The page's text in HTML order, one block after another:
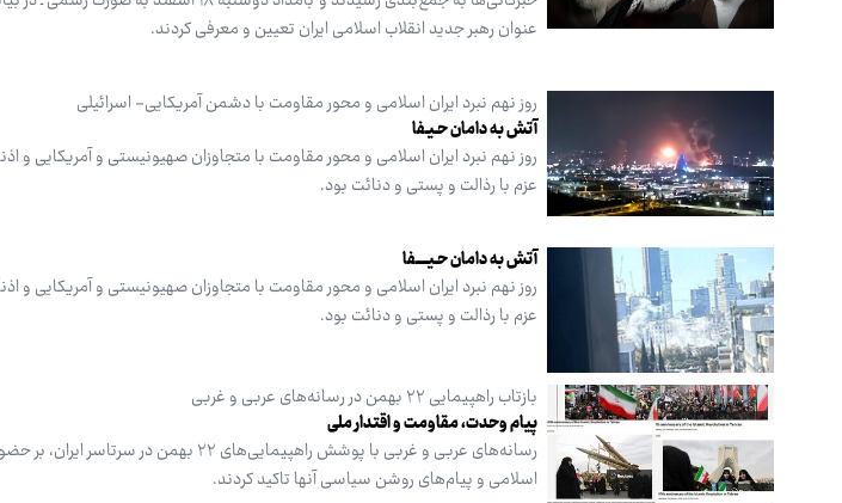
عنوان رهبر جدید انقلاب اسلامی ایران تعیین و معرفی کردند.
روز نهم نبرد ایران اسلامی و محور مقاومت با دشمن آمریکایی- اسرائیلی
آتش به دامان حـیـفا
روز نهم نبرد ایران اسلامی و محور مقاومت با متجاوزان صهیونیستی و آمریکایی و
عزم با رذالت و پستی و دنائت بود.
آتش به دامان حـیـــــفا
روز نهم نبرد ایران اسلامی و محور مقاومت با متجاوزان صهیونیستی و آمریکایی و
عزم با رذالت و پستی و دنائت بود.
بازتاب راهپیمایی ۲۲ بهمن در رسانه‌های عربی و غربی
پیام وحدت، مقاومت و اقتدار ملی
رسانه‌های عربی و غربی با پوشش راهپیمایی‌های
اسلامی و پیام‌های روشن سیاسی آنها تاکید کردند.